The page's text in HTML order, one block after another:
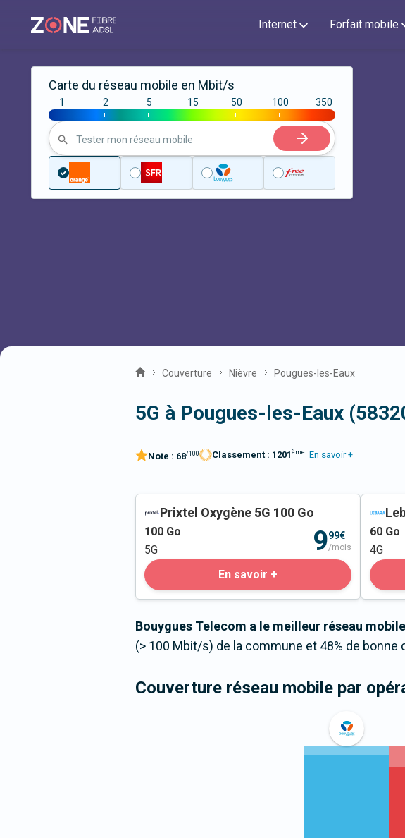
Internet Forfait mobile
Carte du réseau mobile en Mbit/s
|
1
|
2
|
5
|
15
|
50
|
100
|
350
Tester mon réseau mobile
Couverture Nièvre Pougues-les-Eaux
5G à Pougues-les-Eaux
Note : 68/100 Classement : 1201 ème En savoir +
Prixtel Oxygène 5G 100 Go
100 Go
5G
999€
/mois
En savoir +
60 Go
4G
Bouygues Telecom a le meilleur réseau
(> 100 Mbit/s) de la commune et 48% de bonne
Couverture réseau mobile par